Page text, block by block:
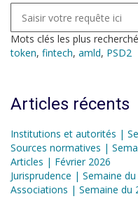
Mots clés les plus
token, fintech, amld, PSD2
Articles récents
Institutions et autorités |
Sources normatives |
Articles | Février 2026
Jurisprudence | Semaine
Associations | Semaine du